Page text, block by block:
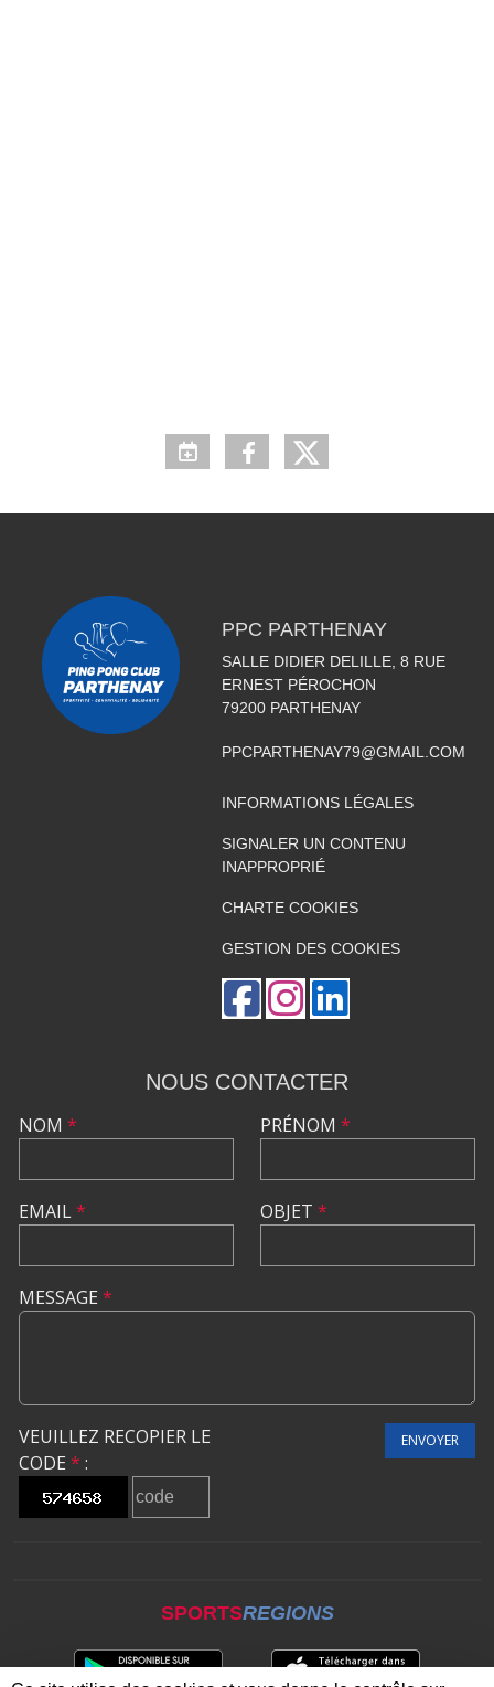
PPC PARTHENAY
SALLE DIDIER DELILLE, 8 RUE
ERNEST PÉROCHON
79200 PARTHENAY
PPCPARTHENAY79@GMAIL.COM
INFORMATIONS LÉGALES
SIGNALER UN CONTENU
INAPPROPRIÉ
CHARTE COOKIES
GESTION DES COOKIES
NOUS CONTACTER
NOM *
EMAIL*
PRÉNOM *
OBJET *
MESSAGE *
VEUILLEZ RECOPIER LE
CODE * :
ENVOYER
SPORTSREGIONS